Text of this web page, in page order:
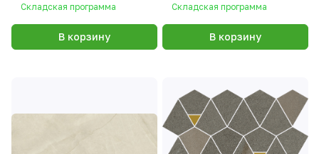
Складская программа
В корзину
Складская программа
В корзину